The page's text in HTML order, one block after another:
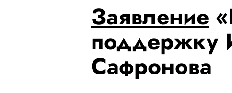
Заявление
поддержку
Сафронова